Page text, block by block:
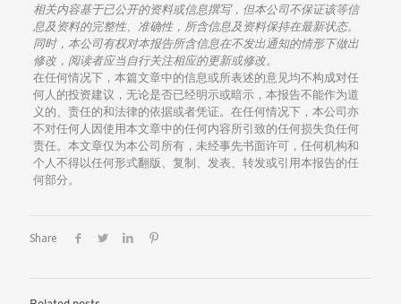
相关内容基于已公开的资料或信息撰写，但本公司不保证该等信
息及资料的完整性、准确性，所含信息及资料保持在最新状态。
同时，本公司有权对本报告所含信息在不发出通知的情形下做出
修改，阅读者应当自行关注相应的更新或修改。
在任何情况下，本篇文章中的信息或所表述的意见均不构成对任
何人的投资建议，无论是否已经明示或暗示，本报告不能作为道
义的、责任的和法律的依据或者凭证。在任何情况下，本公司亦
不对任何人因使用本文章中的任何内容所引致的任何损失负任何
责任。本文章仅为本公司所有，未经事先书面许可，任何机构和
个人不得以任何形式翻版、复制、发表、转发或引用本报告的任
何部分。
Share